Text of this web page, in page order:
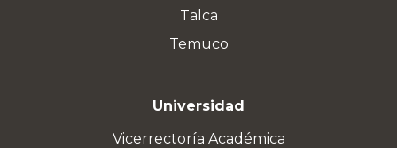
Talca
Temuco
Universidad
Vicerrectoría Académica